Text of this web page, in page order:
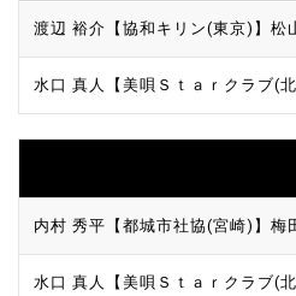
渡辺 裕介【協和キリン(東京)】 松
水口 真人【美唄Ｓｔａｒクラブ(北
内村 秀平【都城市社協(宮崎)】 梅
水口 真人【美唄Ｓｔａｒクラブ(北